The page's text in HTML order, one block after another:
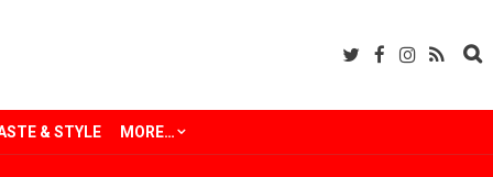
& STYLE MORE…